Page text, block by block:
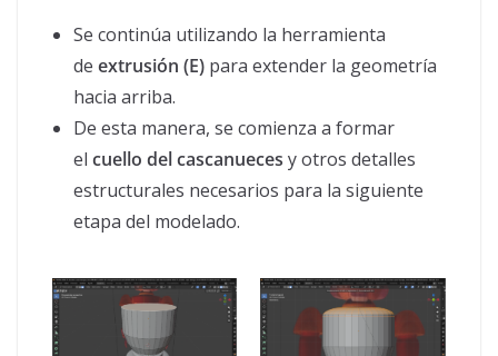
Se continúa utilizando la herramienta
de extrusión (E) para extender la geometría
hacia arriba.
De esta manera, se comienza a formar
el cuello del cascanueces y otros detalles
estructurales necesarios para la siguiente
etapa del modelado.